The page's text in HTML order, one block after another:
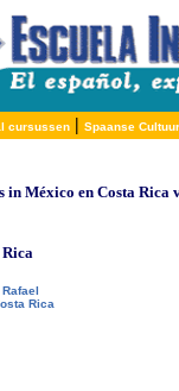
cursussen | Spaanse Cultuur
in México en Costa
Rica
Rica